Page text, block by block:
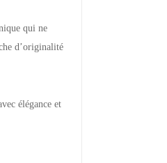
qui ne
d’originalité
élégance et